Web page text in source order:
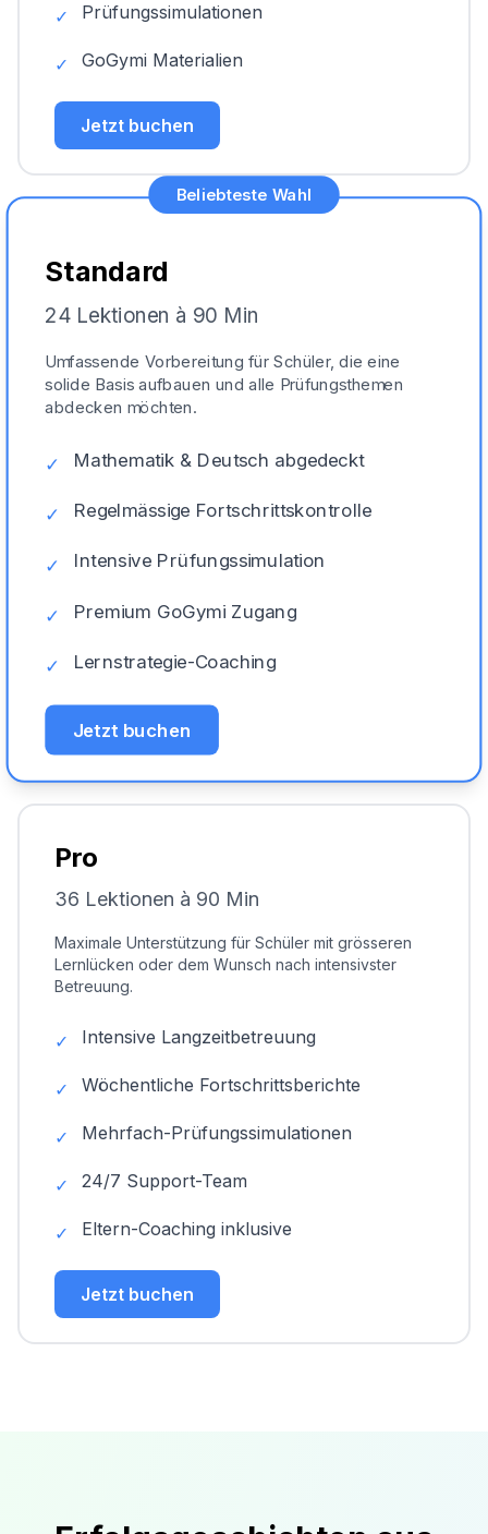
✓ Prüfungssimulationen
✓ GoGymi Materialien
Jetzt buchen
Beliebteste Wahl
Standard
24 Lektionen à 90 Min
Umfassende Vorbereitung für Schüler, die eine
solide Basis aufbauen und alle Prüfungsthemen
abdecken möchten.
✓ Mathematik & Deutsch abgedeckt
✓ Regelmässige Fortschrittskontrolle
✓ Intensive Prüfungssimulation
✓ Premium GoGymi Zugang
✓ Lernstrategie-Coaching
Jetzt buchen
Pro
36 Lektionen à 90 Min
Maximale Unterstützung für Schüler mit grösseren
Lernlücken oder dem Wunsch nach intensivster
Betreuung.
✓ Intensive Langzeitbetreuung
✓ Wöchentliche Fortschrittsberichte
✓ Mehrfach-Prüfungssimulationen
✓ 24/7 Support-Team
✓ Eltern-Coaching inklusive
Jetzt buchen